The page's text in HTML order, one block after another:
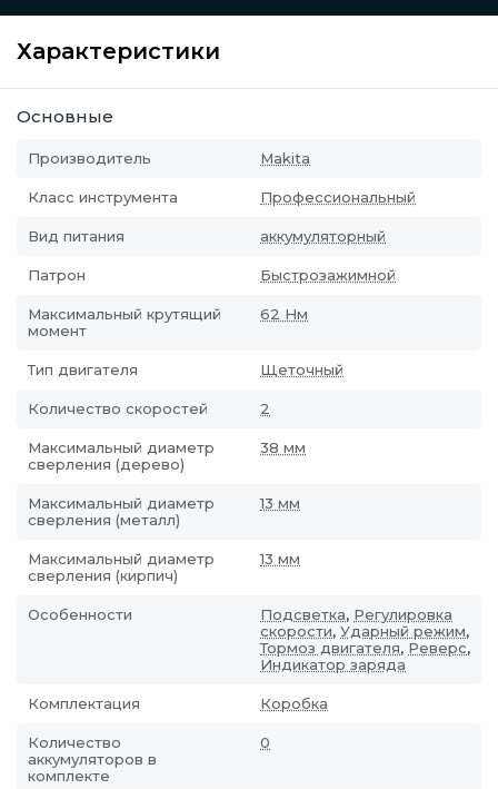
Характеристики
Основные
Производитель Makita
Класс инструмента Профессиональный
Вид питания аккумуляторный
Патрон Быстрозажимной
Максимальный крутящий
момент
62 Нм
Тип двигателя Щеточный
Количество скоростей 2
Максимальный диаметр
сверления (дерево)
38 мм
Максимальный диаметр
сверления (металл)
13 мм
Максимальный диаметр
сверления (кирпич)
13 мм
Особенности Подсветка, Регулировка
скорости, Ударный режим,
Тормоз двигателя, Реверс,
Индикатор заряда
Комплектация Коробка
Количество
аккумуляторов в
комплекте
0